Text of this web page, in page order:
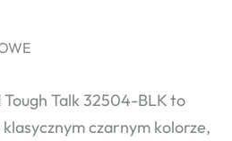
Tough Talk 32504-BLK to
czarnym kolorze,